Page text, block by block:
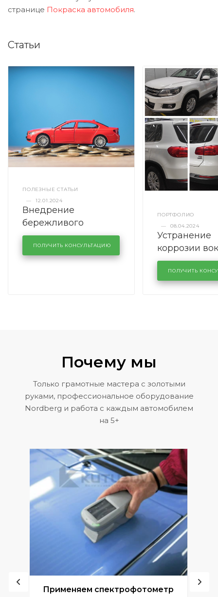
странице Покраска автомобиля.
Статьи
ПОЛЕЗНЫЕ СТАТЬИ
—
12.01.2024
Внедрение
бережливого
производства в
кузовном сервисе
KUTUZOVV
ПОЛУЧИТЬ КОНСУЛЬТАЦИЮ
ПОРТФОЛИО
—
08.04.2024
Устранение
коррозии
лобового
районе
Volkswagen
ПОЛУЧИТЬ
Почему мы
Только грамотные мастера с золотыми
руками, профессиональное оборудование
Nordberg и работа с каждым автомобилем
на 5+
Применяем спектрофотометр